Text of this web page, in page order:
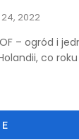
2022
– ogród i
co